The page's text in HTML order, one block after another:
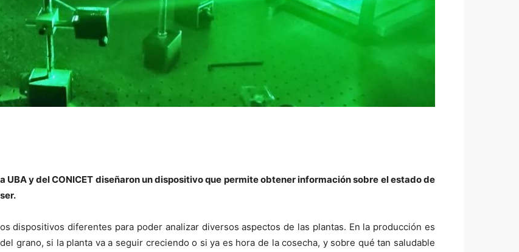
y del CONICET diseñaron un dispositivo que permite obtener información sobre el estado de
dispositivos diferentes para poder analizar diversos aspectos de las plantas. En la producción es
grano, si la planta va a seguir creciendo o si ya es hora de la cosecha, y sobre qué tan saludable